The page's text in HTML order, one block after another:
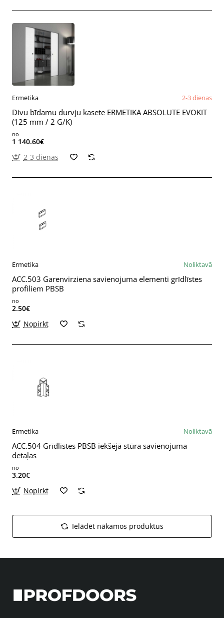
Ermetika 2-3 dienas
Divu bīdamu durvju kasete ERMETIKA ABSOLUTE EVOKIT
(125 mm / 2 G/K)
no
1 140.60€
2-3 dienas
Ermetika Noliktavā
ACC.503 Garenvirziena savienojuma elementi grīdlīstes
profiliem PBSB
no
2.50€
Nopirkt
Ermetika Noliktavā
ACC.504 Grīdlīstes PBSB iekšējā stūra savienojuma
detaļas
no
3.20€
Nopirkt
Ielādēt nākamos produktus